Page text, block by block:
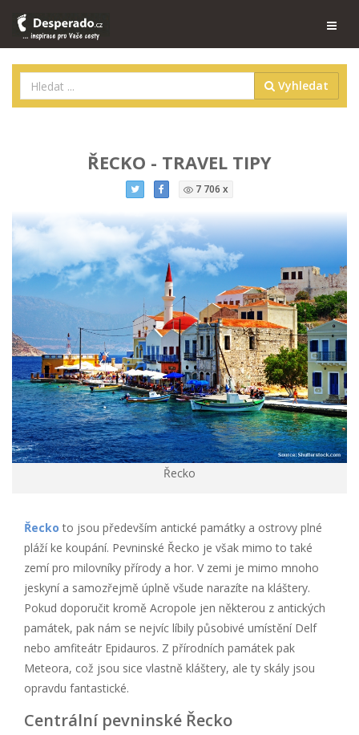
Vyhledat
ŘECKO - TRAVEL TIPY
7 706 x
Řecko
Řecko to jsou především antické památky a ostrovy plné
pláží ke koupání. Pevninské Řecko je však mimo to také
zemí pro milovníky přírody a hor. V zemi je mimo mnoho
jeskyní a samozřejmě úplně všude narazíte na kláštery.
Pokud doporučit kromě Acropole jen některou z antických
památek, pak nám se nejvíc líbily působivé umístění Delf
nebo amfiteátr Epidauros. Z přírodních památek pak
Meteora, což jsou sice vlastně kláštery, ale ty skály jsou
opravdu fantastické.
Centrální pevninské Řecko